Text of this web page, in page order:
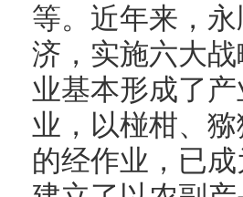
等。近年来，
济，实施六大
业基本形成了
业，以椪柑、
的经作业，已